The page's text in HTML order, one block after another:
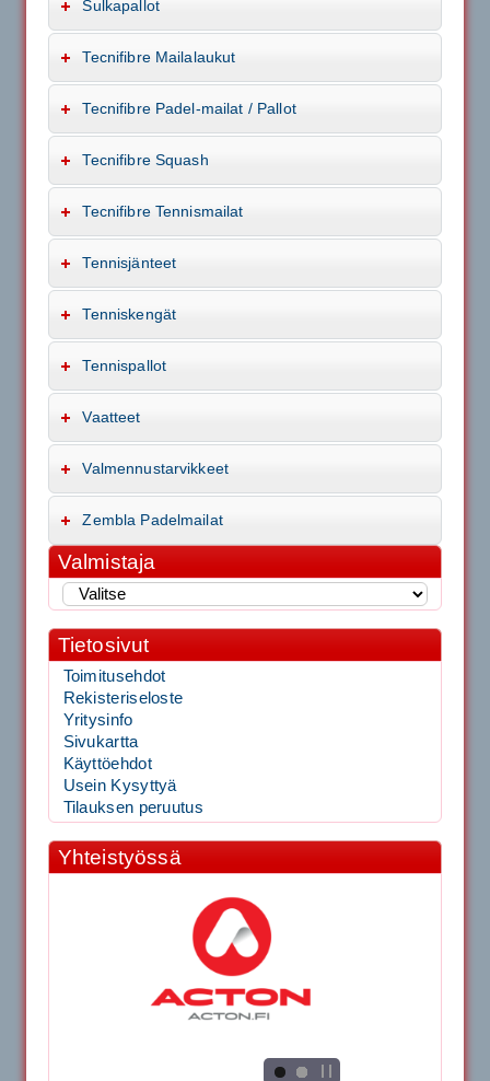
Sulkapallot
Tecnifibre Mailalaukut
Tecnifibre Padel-mailat / Pallot
Tecnifibre Squash
Tecnifibre Tennismailat
Tennisjänteet
Tenniskengät
Tennispallot
Vaatteet
Valmennustarvikkeet
Zembla Padelmailat
Valmistaja
Tietosivut
Toimitusehdot
Rekisteriseloste
Yritysinfo
Sivukartta
Käyttöehdot
Usein Kysyttyä
Tilauksen peruutus
Yhteistyössä